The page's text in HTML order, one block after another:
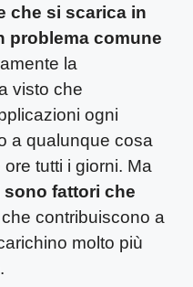
che si scarica in
problema comune
la
visto che
ogni
a qualunque cosa
tutti i giorni. Ma
sono fattori che
che contribuiscono a
molto più